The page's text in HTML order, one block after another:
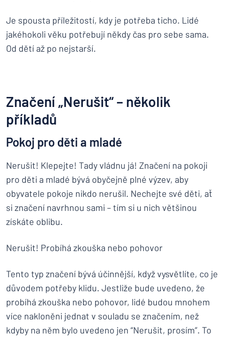
Je spousta příležitostí, kdy je potřeba ticho. Lidé
jakéhokoli věku potřebují někdy čas pro sebe sama.
Od dětí až po nejstarší.
Značení „Nerušit“ – několik
příkladů
Pokoj pro děti a mladé
Nerušit! Klepejte! Tady vládnu já! Značení na pokoji
pro děti a mladé bývá obyčejně plné výzev, aby
obyvatele pokoje nikdo nerušil. Nechejte své děti, ať
si značení navrhnou sami – tím si u nich většinou
získáte oblibu.
Nerušit! Probíhá zkouška nebo pohovor
Tento typ značení bývá účinnější, když vysvětlíte, co je
důvodem potřeby klidu. Jestliže bude uvedeno, že
probíhá zkouška nebo pohovor, lidé budou mnohem
více nakloněni jednat v souladu se značením, než
kdyby na něm bylo uvedeno jen “Nerušit, prosím”. To